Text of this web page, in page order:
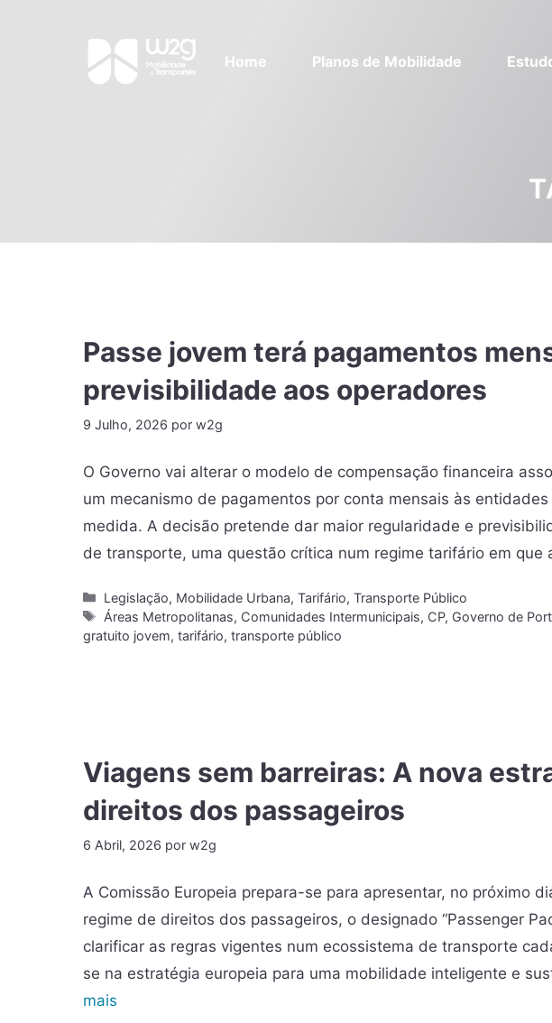
Home Planos de Mobilidade
Passe jovem terá pagamentos
previsibilidade aos operadores
9 Julho, 2026 por w2g
O Governo vai alterar o modelo de compensação financeira
um mecanismo de pagamentos por conta mensais às
medida. A decisão pretende dar maior regularidade e
de transporte, uma questão crítica num regime tarifário em que
Legislação, Mobilidade Urbana,Tarifário,Transporte Público
Áreas Metropolitanas, Comunidades Intermunicipais, CP, Governo de
gratuito jovem, tarifário, transporte público
Viagens sem barreiras: A nova
direitos dos passageiros
6 Abril, 2026 por w2g
A Comissão Europeia prepara-se para apresentar, no próximo
regime de direitos dos passageiros, o designado “Passenger
clarificar as regras vigentes num ecossistema de transporte
se na estratégia europeia para uma mobilidade inteligente e
mais